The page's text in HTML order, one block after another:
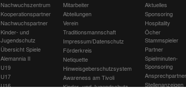
Nachwuchszentrum
Kooperationspartner
Nachwuchspartner
Kinder- und
Jugendschutz
Übersicht Spiele
Alemannia II
U19
U17
U16
Mitarbeiter
Abteilungen
Verein
Traditionsmannschaft
Impressum/Datenschutz
Förderkreis
Netiquette
Hinweisgeberschutzsystem
Awareness am Tivoli
Kinder- und Jugendschutz
Aktuelles
Sponsoring
Hospitality
Öcher
Stammspieler
Partner
Spielminuten-
Sponsoring
Ansprechpartner
Stellenanzeigen